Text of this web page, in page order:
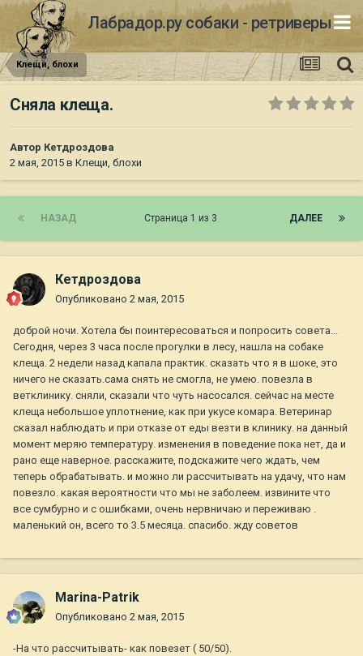
Лабрадор.ру собаки - ретриверы
Клещи, блохи
Сняла клеща.
Автор Кетдроздова
2 мая, 2015 в Клещи, блохи
НАЗАД ДАЛЕЕ
Страница 1 из 3
Кетдроздова
Опубликовано 2 мая, 2015
доброй ночи. Хотела бы поинтересоваться и попросить совета...
Сегодня, через 3 часа после прогулки в лесу, нашла на собаке
клеща. 2 недели назад капала практик. сказать что я в шоке, это
ничего не сказать.сама снять не смогла, не умею. повезла в
ветклинику. сняли, сказали что чуть насосался. сейчас на месте
клеща небольшое уплотнение, как при укусе комара. Ветеринар
сказал наблюдать и при отказе от еды везти в клинику. на данный
момент меряю температуру. изменения в поведение пока нет, да и
рано еще наверное. расскажите, подскажите чего ждать, чем
теперь обрабатывать. и можно ли рассчитывать на удачу, что нам
повезло. какая вероятности что мы не заболеем. извините что
все сумбурно и с ошибками, очень нервничаю и переживаю .
маленький он, всего то 3.5 месяца. спасибо. жду советов
Marina-Patrik
Опубликовано 2 мая, 2015
-На что рассчитывать- как повезет ( 50/50).